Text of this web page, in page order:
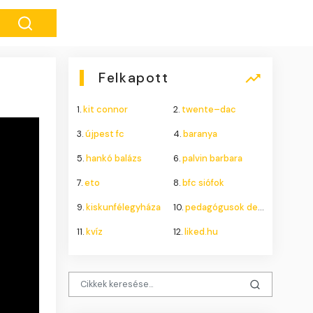
Felkapott
1.kit connor 2. twente–dac
3.újpest fc 4.baranya
5.hankó balázs 6.palvin barbara
7.eto 8.bfc siófok
9.kiskunfélegyháza 10.pedagógusok demokratikus szakszervezete
11.kvíz 12.liked.hu